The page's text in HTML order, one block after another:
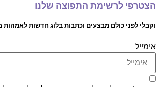
הצטרפי לרשימת התפוצה שלנו
וקבלי לפני כולם מבצעים וכתבות בלוג חדשות לאמהות
אימייל